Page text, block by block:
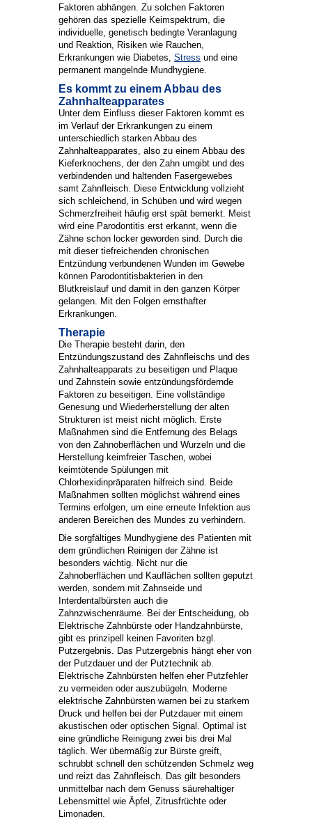
Faktoren abhängen. Zu solchen Faktoren
gehören das spezielle Keimspektrum, die
individuelle, genetisch bedingte Veranlagung
und Reaktion, Risiken wie Rauchen,
Erkrankungen wie Diabetes, Stress und eine
permanent mangelnde Mundhygiene.
Es kommt zu einem Abbau des
Zahnhalteapparates
Unter dem Einfluss dieser Faktoren kommt es
im Verlauf der Erkrankungen zu einem
unterschiedlich starken Abbau des
Zahnhalteapparates, also zu einem Abbau des
Kieferknochens, der den Zahn umgibt und des
verbindenden und haltenden Fasergewebes
samt Zahnfleisch. Diese Entwicklung vollzieht
sich schleichend, in Schüben und wird wegen
Schmerzfreiheit häufig erst spät bemerkt. Meist
wird eine Parodontitis erst erkannt, wenn die
Zähne schon locker geworden sind. Durch die
mit dieser tiefreichenden chronischen
Entzündung verbundenen Wunden im Gewebe
können Parodontitisbakterien in den
Blutkreislauf und damit in den ganzen Körper
gelangen. Mit den Folgen ernsthafter
Erkrankungen.
Therapie
Die Therapie besteht darin, den
Entzündungszustand des Zahnfleischs und des
Zahnhalteapparats zu beseitigen und Plaque
und Zahnstein sowie entzündungsfördernde
Faktoren zu beseitigen. Eine vollständige
Genesung und Wiederherstellung der alten
Strukturen ist meist nicht möglich. Erste
Maßnahmen sind die Entfernung des Belags
von den Zahnoberflächen und Wurzeln und die
Herstellung keimfreier Taschen, wobei
keimtötende Spülungen mit
Chlorhexidinpräparaten hilfreich sind. Beide
Maßnahmen sollten möglichst während eines
Termins erfolgen, um eine erneute Infektion aus
anderen Bereichen des Mundes zu verhindern.
Die sorgfältiges Mundhygiene des Patienten mit
dem gründlichen Reinigen der Zähne ist
besonders wichtig. Nicht nur die
Zahnoberflächen und Kauflächen sollten geputzt
werden, sondern mit Zahnseide und
Interdentalbürsten auch die
Zahnzwischenräume. Bei der Entscheidung, ob
Elektrische Zahnbürste oder Handzahnbürste,
gibt es prinzipell keinen Favoriten bzgl.
Putzergebnis. Das Putzergebnis hängt eher von
der Putzdauer und der Putztechnik ab.
Elektrische Zahnbürsten helfen eher Putzfehler
zu vermeiden oder auszubügeln. Moderne
elektrische Zahnbürsten warnen bei zu starkem
Druck und helfen bei der Putzdauer mit einem
akustischen oder optischen Signal. Optimal ist
eine gründliche Reinigung zwei bis drei Mal
täglich. Wer übermäßig zur Bürste greift,
schrubbt schnell den schützenden Schmelz weg
und reizt das Zahnfleisch. Das gilt besonders
unmittelbar nach dem Genuss säurehaltiger
Lebensmittel wie Äpfel, Zitrusfrüchte oder
Limonaden.